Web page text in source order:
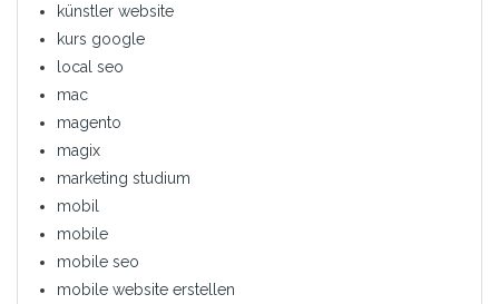
künstler website
kurs google
local seo
mac
magento
magix
marketing studium
mobil
mobile
mobile seo
mobile website erstellen